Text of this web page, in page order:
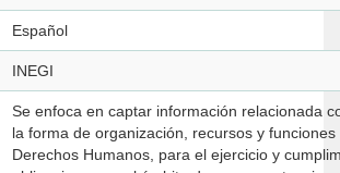
Español
INEGI
Se enfoca en captar información relacionada
la forma de organización, recursos y funciones de la Comisión Nacional de los
Derechos Humanos, para el ejercicio y cumplimiento de sus